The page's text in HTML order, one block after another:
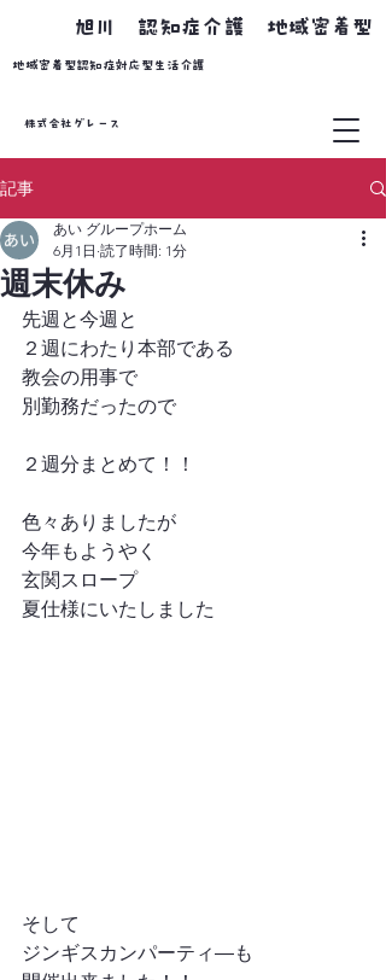
株式会社グレース
​地域密着型認知症対応型生活介護
​旭川 認知症介護 地域密着型
記事
週末休み
あい グループホーム
6月1日 読了時間: 1分
先週と今週と
２週にわたり本部である
教会の用事で
別勤務だったので
２週分まとめて！！
色々ありましたが
今年もようやく
玄関スロープ
夏仕様にいたしました
そして
ジンギスカンパーティ―も